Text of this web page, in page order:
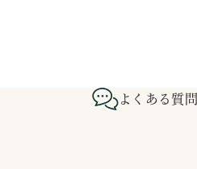
よくある質問